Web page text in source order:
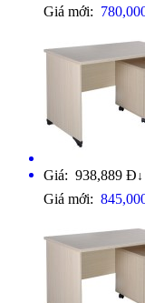
Giá mới:
Giá: 938,889 Đ ↓
Giá mới: